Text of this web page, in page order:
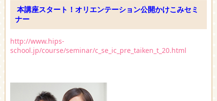
本講座スタート！オリエンテーション公開かけこみセミ
ナー
http://www.hips-
school.jp/course/seminar/c_se_ic_pre_taiken_t_20.html